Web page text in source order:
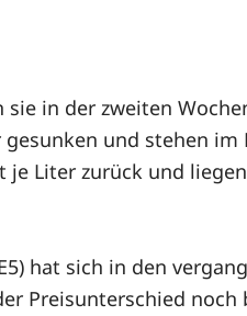
in der zweiten
und stehen
je Liter zurück und
hat sich in den
Preisunterschied noch